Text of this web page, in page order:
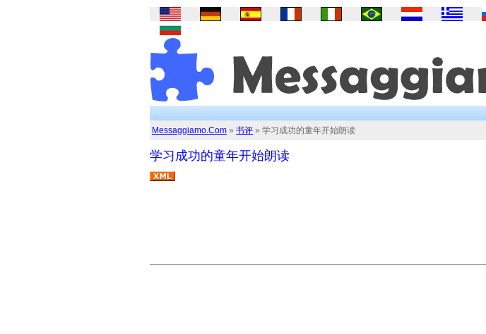
Messaggiamo.Com » 书评 » 学习成功的童年开始朗读
学习成功的童年开始朗读